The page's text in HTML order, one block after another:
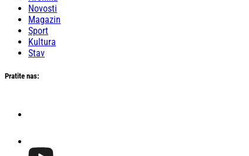
Novosti
Magazin
Sport
Kultura
Stav
Pratite nas: